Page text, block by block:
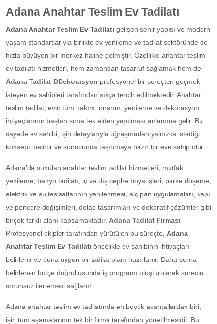
Adana Anahtar Teslim Ev Tadilatı
Adana Anahtar Teslim Ev Tadilatı gelişen şehir yapısı ve modern
yaşam standartlarıyla birlikte ev yenileme ve tadilat sektöründe de
hızla büyüyen bir merkez haline gelmiştir. Özellikle anahtar teslim
ev tadilatı hizmetleri, hem zamandan tasarruf sağlamak hem de
Adana Tadilat DDekorasyon profesyonel bir süreçten geçmek
isteyen ev sahipleri tarafından sıkça tercih edilmektedir. Anahtar
teslim tadilat; evin tüm bakım, onarım, yenileme ve dekorasyon
ihtiyaçlarının baştan sona tek elden yapılması anlamına gelir. Bu
sayede ev sahibi, işin detaylarıyla uğraşmadan yalnızca istediği
konsepti belirtir ve sonucunda taşınmaya hazır bir eve sahip olur.
Adana’da sunulan anahtar teslim tadilat hizmetleri; mutfak
yenileme, banyo tadilatı, iç ve dış cephe boya işleri, parke döşeme,
elektrik ve su tesisatlarının yenilenmesi, alçıpan uygulamaları, kapı
ve pencere değişimleri, dolap tasarımları ve dekoratif çözümler gibi
birçok farklı alanı kapsamaktadır. Adana Tadilat Firması
Profesyonel ekipler tarafından yürütülen bu süreçte, Adana
Anahtar Teslim Ev Tadilatı öncelikle ev sahibinin ihtiyaçları
belirlenir ve buna uygun bir tadilat planı hazırlanır. Daha sonra
belirlenen bütçe doğrultusunda iş programı oluşturularak sürecin
sorunsuz ilerlemesi sağlanır.
Adana anahtar teslim ev tadilatında en büyük avantajlardan biri,
işin tüm aşamalarının tek bir firma tarafından yönetilmesidir. Bu